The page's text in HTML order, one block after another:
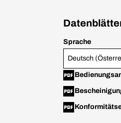
Sprache
Deutsch